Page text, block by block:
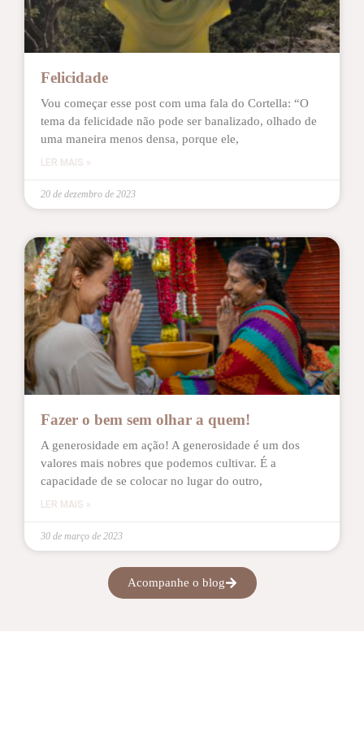
Felicidade
Vou começar esse post com uma fala do Cortella: “O
tema da felicidade não pode ser banalizado, olhado de
uma maneira menos densa, porque ele,
LER MAIS »
20 de dezembro de 2023
Fazer o bem sem olhar a quem!
A generosidade em ação! A generosidade é um dos
valores mais nobres que podemos cultivar. É a
capacidade de se colocar no lugar do outro,
LER MAIS »
30 de março de 2023
Acompanhe o blog